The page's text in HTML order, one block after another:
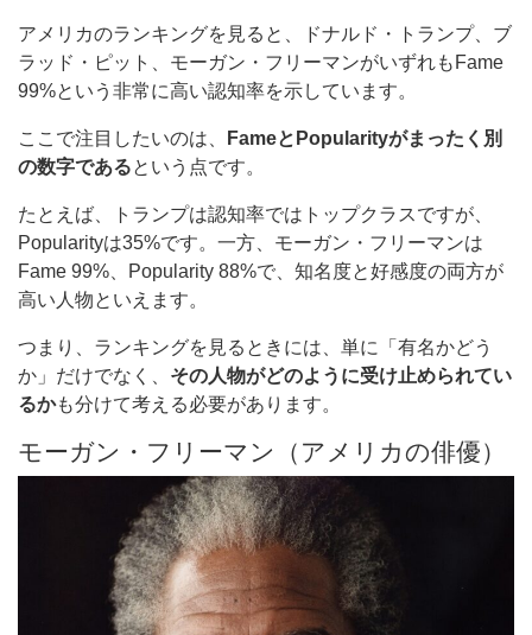
アメリカのランキングを見ると、ドナルド・トランプ、ブ
ラッド・ピット、モーガン・フリーマンがいずれもFame
99%という非常に高い認知率を示しています。
ここで注目したいのは、
FameとPopularityがまったく別
の数字であるという点です。
たとえば、トランプは認知率ではトップクラスですが、
Popularityは35%です。一方、モーガン・フリーマンは
Fame 99%、Popularity 88%で、知名度と好感度の両方が
高い人物といえます。
つまり、ランキングを見るときには、単に「有名かどう
か」だけでなく、 その人物がどのように受け止められてい
るかも分けて考える必要があります。
モーガン・フリーマン（アメリカの俳優）